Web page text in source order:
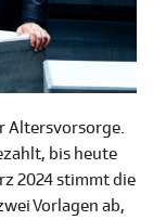
Altersvorsorge.
bis heute
2024 stimmt die
Vorlagen ab,